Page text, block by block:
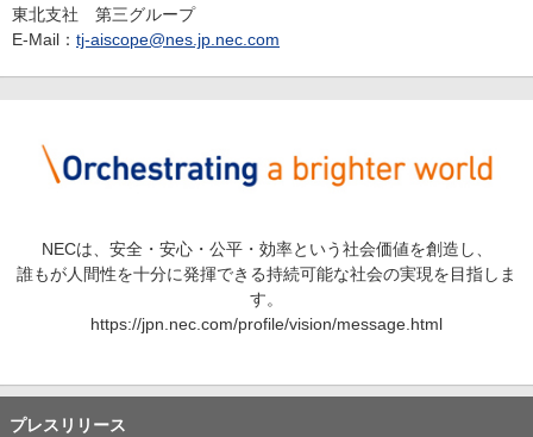
東北支社 第三グループ
E-Mail： tj-aiscope@nes.jp.nec.com
NECは、安全・安心・公平・効率という社会価値を創造し、
誰もが人間性を十分に発揮できる持続可能な社会の実現を目指しま
す。
https://jpn.nec.com/profile/vision/message.html
プレスリリース